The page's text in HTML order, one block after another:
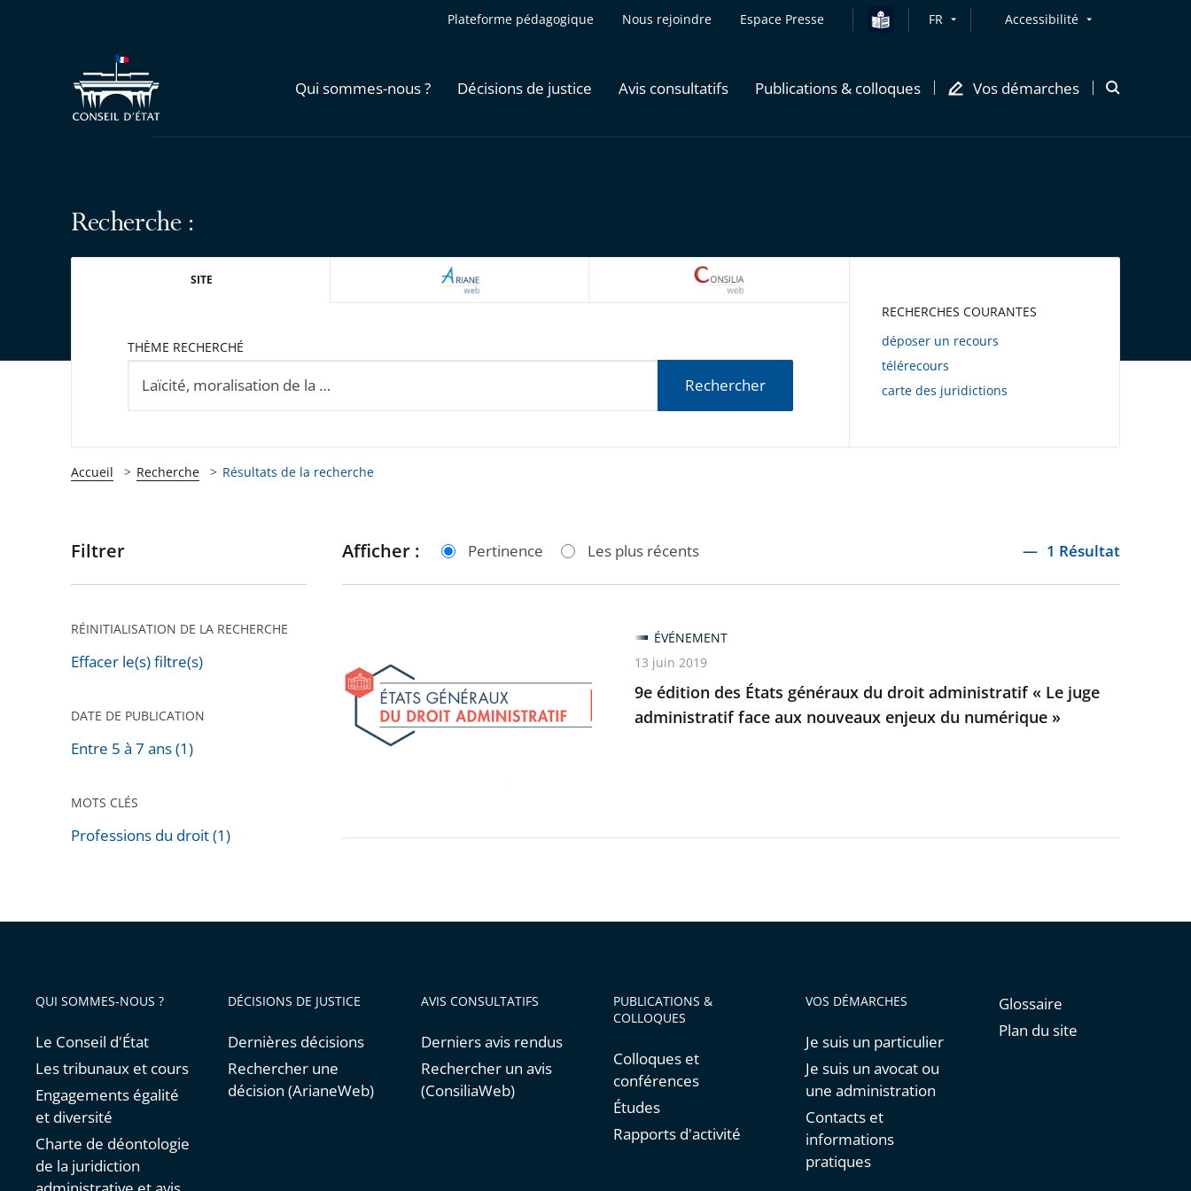
Plateforme pédagogique Nous rejoindre Espace Presse FR Accessibilité
Qui sommes-nous ? Décisions de justice Avis consultatifs Publications & colloques Vos démarches
Ouvrir
Recherche :
SITE ARIANEWEB
THÈME RECHERCHÉ
Rechercher
RECHERCHES COURANTES
déposer un recours
télérecours
carte des juridictions
Accueil Recherche Résultats de la recherche
Passer
pour
après
Filtrer
RÉINITIALISATION DE LA RECHERCHE
Effacer le(s) filtre(s)
DATE DE PUBLICATION
Entre 5 à 7 ans (1)
MOTS CLÉS
Professions du droit (1)
Afficher : Pertinence Les plus récents 1 Résultat
édition
des
généraux
enjeux
»
9e édition des États généraux du droit administratif « Le juge
administratif face aux nouveaux enjeux du numérique »
ÉVÉNEMENT
13 juin 2019
QUI SOMMES-NOUS ?
Le Conseil d'État
Les tribunaux et cours
Engagements égalité
et diversité
Charte de déontologie
de la juridiction
DÉCISIONS DE JUSTICE
Dernières décisions
Rechercher une
décision (ArianeWeb)
AVIS CONSULTATIFS
Derniers avis rendus
Rechercher un avis
(ConsiliaWeb)
PUBLICATIONS &
COLLOQUES
Colloques et
conférences
Études
Rapports d'activité
VOS DÉMARCHES
Je suis un particulier
Je suis un avocat ou
une administration
Contacts et
informations
pratiques
Glossaire
Plan du site